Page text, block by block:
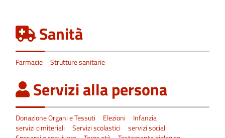
Sanità
Farmacie Strutture sanitarie
Servizi alla persona
Donazione Organi e Tessuti Elezioni
Infanzia
servizi cimiteriali
Servizi scolastici
servizi sociali